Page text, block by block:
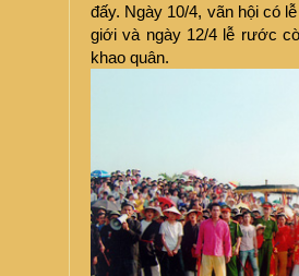
đấy. Ngày 10/4, vãn hội có
giới và ngày 12/4 lễ rước
khao quân.